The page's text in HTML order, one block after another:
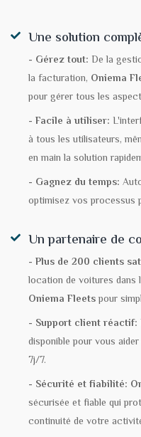
Une solution
- Gérez tout: De la
la facturation, Oniema
pour gérer tous les
- Facile à utiliser:
à tous les utilisateurs,
en main la solution
- Gagnez du temps:
optimisez vos processus
Un partenaire de
- Plus de 200 clients
location de voitures
Oniema Fleetspour
- Support client réactif:
disponible pour vous
7j/7.
- Sécurité et fiabilité:
sécurisée et fiable qui
continuité de votre